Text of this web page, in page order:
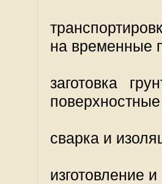
на временные
заготовка
сварка и
изготовление